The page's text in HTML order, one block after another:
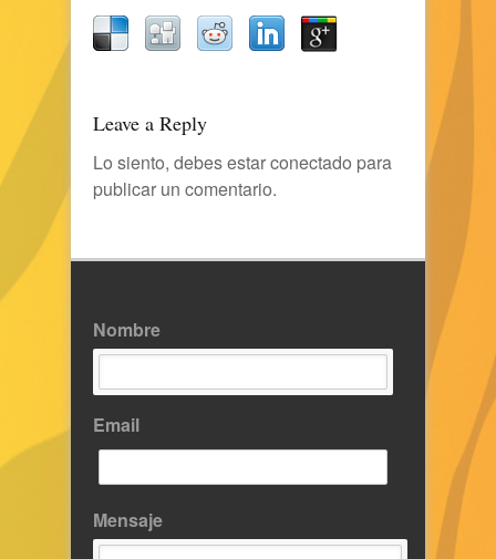
Leave a Reply
Lo siento, debes estarconectado para
publicar un comentario.
Nombre
Email
Mensaje